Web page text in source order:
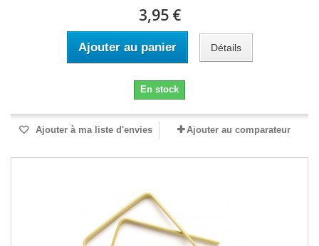
3,95 €
Ajouter au panier Détails
En stock
Ajouter à ma liste d'envies Ajouter au comparateur